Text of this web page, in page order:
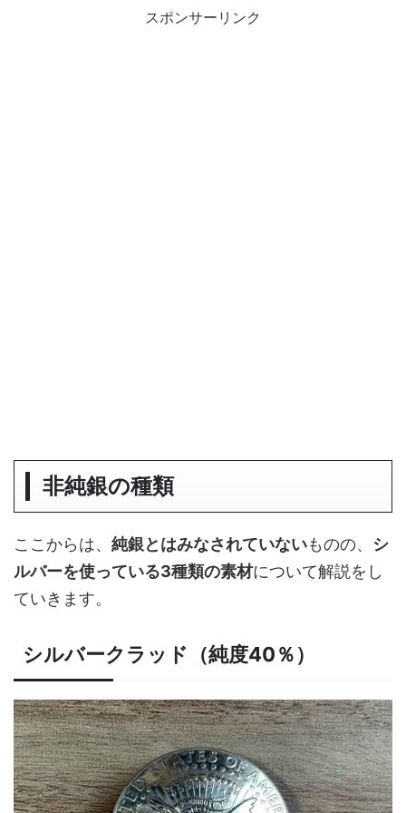
スポンサーリンク
非純銀の種類
ここからは、 純銀とはみなされていないものの、 シ
ルバーを使っている3種類の素材について解説をし
ていきます。
シルバークラッド（純度40％）